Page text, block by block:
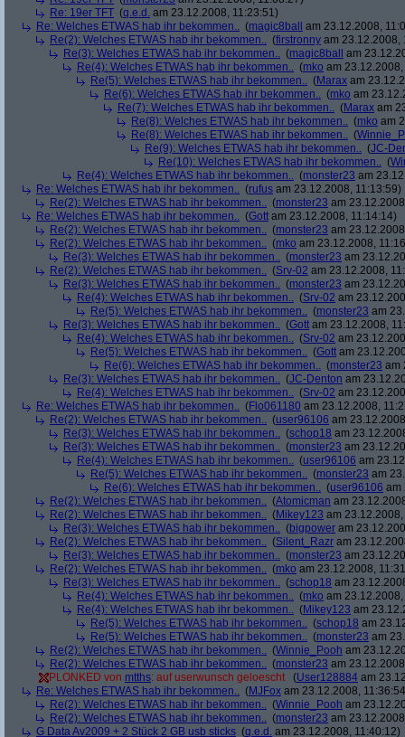
Re: 19er TFT (q.e.d. am 23.12.2008, 11:23:51)
Re: Welches ETWAS hab ihr bekommen.. (magic8ball
am 23.12.2008,
Re(2): Welches ETWAS hab ihr bekommen.. (firstronny am 23.12.2008,
Re(3): Welches ETWAS hab ihr bekommen.. (magic8ball
am
Re(4): Welches ETWAS hab ihr bekommen.. (mko am
Re(5): Welches ETWAS hab ihr bekommen.. (Marax am
Re(6): Welches ETWAS hab ihr bekommen.. (mko am
Re(7): Welches ETWAS hab ihr bekommen.. (Marax am
Re(8): Welches ETWAS hab ihr bekommen.. (mko am
Re(8): Welches ETWAS hab ihr bekommen.. (
Re(9): Welches ETWAS hab ihr bekommen.. (JC-
Re(10): Welches ETWAS hab ihr bekommen.. (
Re(4): Welches ETWAS hab ihr bekommen.. (monster23 am
Re: Welches ETWAS hab ihr bekommen.. (rufus am 23.12.2008, 11:13:59)
Re(2): Welches ETWAS hab ihr bekommen.. (monster23 am
Re: Welches ETWAS hab ihr bekommen.. (Gott am 23.12.2008, 11:14:14)
Re(2): Welches ETWAS hab ihr bekommen.. (monster23 am
Re(2): Welches ETWAS hab ihr bekommen.. (mko am 23.12.2008,
Re(3): Welches ETWAS hab ihr bekommen.. (monster23 am
Re(2): Welches ETWAS hab ihr bekommen.. (Srv-02 am 23.12.2008,
Re(3): Welches ETWAS hab ihr bekommen.. (monster23 am
Re(4): Welches ETWAS hab ihr bekommen.. (Srv-02 am
Re(5): Welches ETWAS hab ihr bekommen.. (monster23 am
Re(3): Welches ETWAS hab ihr bekommen.. (Gott am 23.12.2008,
Re(4): Welches ETWAS hab ihr bekommen.. (Srv-02 am
Re(5): Welches ETWAS hab ihr bekommen.. (Gott am
Re(6): Welches ETWAS hab ihr bekommen.. (monster23 am
Re(3): Welches ETWAS hab ihr bekommen.. (JC-Denton am
Re(4): Welches ETWAS hab ihr bekommen.. (Srv-02 am
Re: Welches ETWAS hab ihr bekommen.. (Flo061180 am 23.12.2008,
Re(2): Welches ETWAS hab ihr bekommen.. (user96106 am
Re(3): Welches ETWAS hab ihr bekommen.. (schop18 am
Re(3): Welches ETWAS hab ihr bekommen.. (monster23 am
Re(4): Welches ETWAS hab ihr bekommen.. (user96106 am
Re(5): Welches ETWAS hab ihr bekommen.. (monster23 am
Re(6): Welches ETWAS hab ihr bekommen.. (user96106 am
Re(2): Welches ETWAS hab ihr bekommen.. (Atomicman am
Re(2): Welches ETWAS hab ihr bekommen.. (Mikey123 am
Re(3): Welches ETWAS hab ihr bekommen.. (bigpower am
Re(2): Welches ETWAS hab ihr bekommen.. (Silent_Razr am
Re(3): Welches ETWAS hab ihr bekommen.. (monster23 am
Re(2): Welches ETWAS hab ihr bekommen.. (mko am 23.12.2008,
Re(3): Welches ETWAS hab ihr bekommen.. (schop18 am
Re(4): Welches ETWAS hab ihr bekommen.. (mko am
Re(4): Welches ETWAS hab ihr bekommen.. (Mikey123 am
Re(5): Welches ETWAS hab ihr bekommen.. (schop18 am
Re(5): Welches ETWAS hab ihr bekommen.. (monster23 am
Re(2): Welches ETWAS hab ihr bekommen.. (Winnie_Pooh am
Re(2): Welches ETWAS hab ihr bekommen.. (monster23 am
PLONKED von mtths: auf userwunsch geloescht (User128884 am
Re: Welches ETWAS hab ihr bekommen.. (MJFox am 23.12.2008,
Re(2): Welches ETWAS hab ihr bekommen.. (Winnie_Pooh am
Re(2): Welches ETWAS hab ihr bekommen.. (monster23 am
G Data Av2009 + 2 Stück 2 GB usb sticks (q.e.d. am 23.12.2008, 11:40:12)